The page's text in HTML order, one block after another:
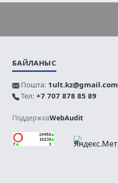
БАЙЛАНЫС
Пошта: 1ult.kz@gmail.com
Тел: +7 707 878 85 89
ПоддержкаWebAudit